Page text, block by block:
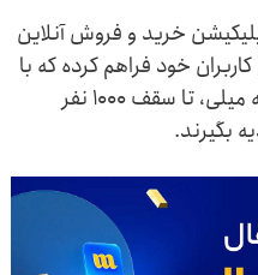
خرید و فروش آنلاین
خود فراهم کرده که با
دعوت دوستان و آشنایان خود به میلی، تا سقف ۱۰۰۰ نفر